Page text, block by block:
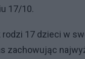
17/10.
17 dzieci w
zachowując